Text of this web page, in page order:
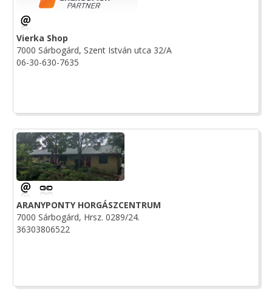
Vierka Shop
7000 Sárbogárd, Szent István utca 32/A
06-30-630-7635
ARANYPONTY HORGÁSZCENTRUM
7000 Sárbogárd, Hrsz. 0289/24.
36303806522